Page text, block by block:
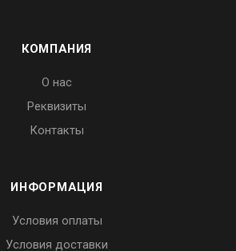
КОМПАНИЯ
О нас
Реквизиты
Контакты
ИНФОРМАЦИЯ
Условия оплаты
Условия доставки